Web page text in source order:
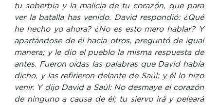
tu soberbia y la malicia de tu corazón, que para
ver la batalla has venido. David respondió: ¿Qué
he hecho yo ahora? ¿No es esto mero hablar? Y
apartándose de él hacia otros, preguntó de igual
manera; y le dio el pueblo la misma respuesta de
antes. Fueron oídas las palabras que David había
dicho, y las refirieron delante de Saúl; y él lo hizo
venir. Y dijo David a Saúl: No desmaye el corazón
de ninguno a causa de él; tu siervo irá y peleará